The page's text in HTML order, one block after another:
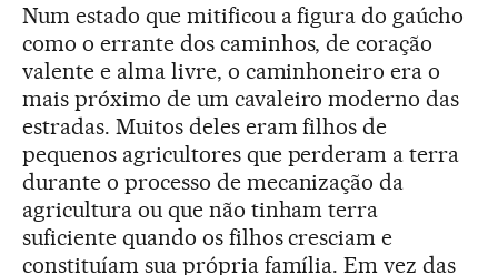
Num estado que mitificou a figura do gaúcho
como o errante dos caminhos, de coração
valente e alma livre, o caminhoneiro era o
mais próximo de um cavaleiro moderno das
estradas. Muitos deles eram filhos de
pequenos agricultores que perderam a terra
durante o processo de mecanização da
agricultura ou que não tinham terra
suficiente quando os filhos cresciam e
constituíam sua própria família. Em vez das